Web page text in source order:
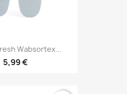
Wabsortex...
5,99 €